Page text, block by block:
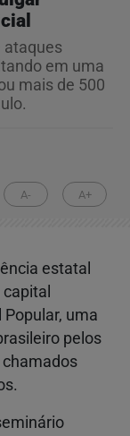
ataques
em uma
mais de 500
A- A+
estatal
uma
pelos